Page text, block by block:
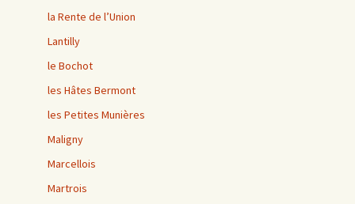
la Rente de l’Union
Lantilly
le Bochot
les Hâtes Bermont
les Petites Munières
Maligny
Marcellois
Martrois